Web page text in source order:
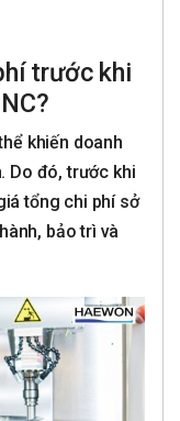
trước khi
khiến doanh
Do đó, trước khi
tổng chi phí sở
bảo trì và